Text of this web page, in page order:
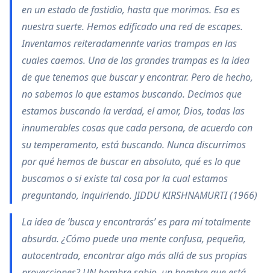
en un estado de fastidio, hasta que morimos. Esa es
nuestra suerte. Hemos edificado una red de escapes.
Inventamos reiteradamennte varias trampas en las
cuales caemos. Una de las grandes trampas es la idea
de que tenemos que buscar y encontrar. Pero de hecho,
no sabemos lo que estamos buscando. Decimos que
estamos buscando la verdad, el amor, Dios, todas las
innumerables cosas que cada persona, de acuerdo con
su temperamento, está buscando. Nunca discurrimos
por qué hemos de buscar en absoluto, qué es lo que
buscamos o si existe tal cosa por la cual estamos
preguntando, inquiriendo. JIDDU KIRSHNAMURTI (1966)
La idea de ‘busca y encontrarás’ es para mí totalmente
absurda. ¿Cómo puede una mente confusa, pequeña,
autocentrada, encontrar algo más allá de sus propias